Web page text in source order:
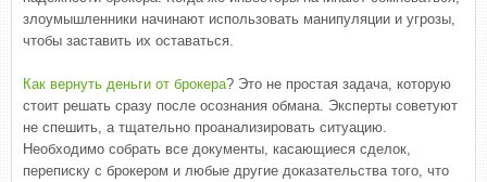
злоумышленники начинают использовать манипуляции и угрозы,
чтобы заставить их оставаться.
Как вернуть деньги от брокера? Это не простая задача, которую
стоит решать сразу после осознания обмана. Эксперты советуют
не спешить, а тщательно проанализировать ситуацию.
Необходимо собрать все документы, касающиеся сделок,
переписку с брокером и любые другие доказательства того, что